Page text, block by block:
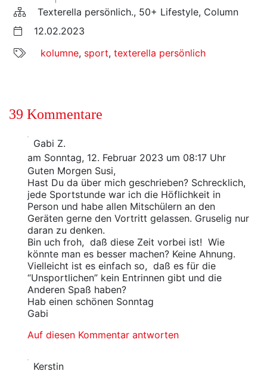
Texterella persönlich., 50+ Lifestyle, Column
12.02.2023
kolumne, sport, texterella persönlich
39 Kommentare
Gabi Z.
am Sonntag, 12. Februar 2023 um 08:17 Uhr
Guten Morgen Susi,
Hast Du da über mich geschrieben? Schrecklich,
jede Sportstunde war ich die Höflichkeit in
Person und habe allen Mitschülern an den
Geräten gerne den Vortritt gelassen. Gruselig nur
daran zu denken.
Bin uch froh, daß diese Zeit vorbei ist! Wie
könnte man es besser machen? Keine Ahnung.
Vielleicht ist es einfach so, daß es für die
“Unsportlichen” kein Entrinnen gibt und die
Anderen Spaß haben?
Hab einen schönen Sonntag
Gabi
Auf diesen Kommentar antworten
Kerstin